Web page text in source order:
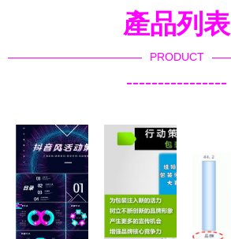
產品列表
PRODUCT
----------------